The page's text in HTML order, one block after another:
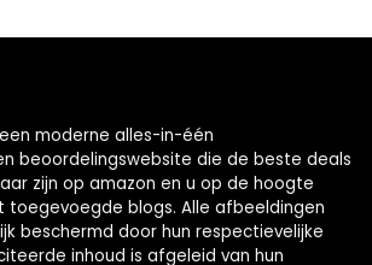
moderne alles-in-één
beoordelingswebsite die de beste deals
zijn op amazon en u op de hoogte
toegevoegde blogs. Alle afbeeldingen
beschermd door hun respectievelijke
inhoud is afgeleid van hun